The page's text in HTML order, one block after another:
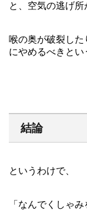
と、空気の逃げ所
喉の奥が破裂し
にやめるべきとい
結論
というわけで、
「なんでくしゃ